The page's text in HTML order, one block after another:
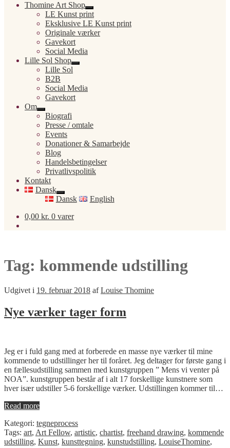
Thomine Art Shop
Udfold
undermenu
LE Kunst print
Eksklusive LE Kunst print
Originale værker
Gavekort
Social Media
Lille Sol Shop
Udfold
Lille Sol
B2B
Social Media
Gavekort
Om
Udfold
undermenu
Biografi
Presse / omtale
Events
Donationer & Samarbejde
Blog
Handelsbetingelser
Privatlivspolitik
Kontakt
Dansk
Udfold
undermenu
Dansk
English
0,00 kr. 0 varer
Tag: kommende udstilling
Udgivet i 19. februar 2018 afLouise Thomine
Nye værker tager form
Jeg er i fuld gang med at forberede en masse nye værker til mine
kommende to udstillinger her til foråret. Jeg deltager for første gang i
en fællesudstilling sammen med kunstgruppen ” Mens vi venter på
NOA”. kunstgruppen består af i alt 17 forskellige kunstnere som
hver især udstiller 5-6 forskellige værker. Udstillingen kommer til…
Read more
Kategori: tegneprocess
Tags: art, Art Fellow, artistic, chartist, freehand drawing, kommende
udstilling, Kunst, kunsttegning, kunstudstilling, LouiseThomine,